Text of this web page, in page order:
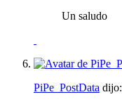
Un saludo
PiPe_PostData dijo: